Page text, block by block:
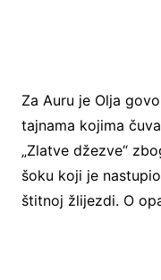
Za Auru je Olja
tajnama kojima
„Zlatve džezve“
šoku koji je
štitnoj žlijezdi. O